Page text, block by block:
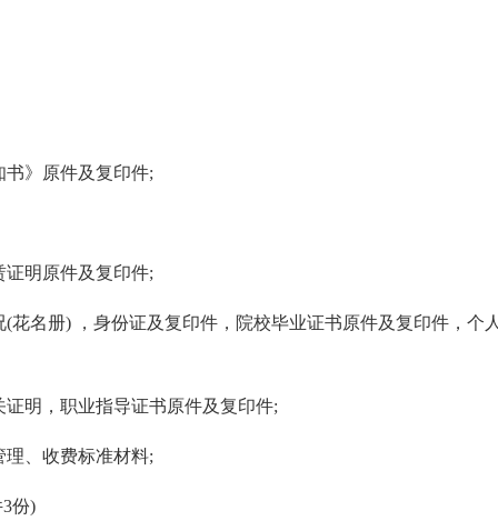
》原件及复印件;
明原件及复印件;
花名册) ，身份证及复印件，院校毕业证书原件及复印件，个
明，职业指导证书原件及复印件;
、收费标准材料;
份)